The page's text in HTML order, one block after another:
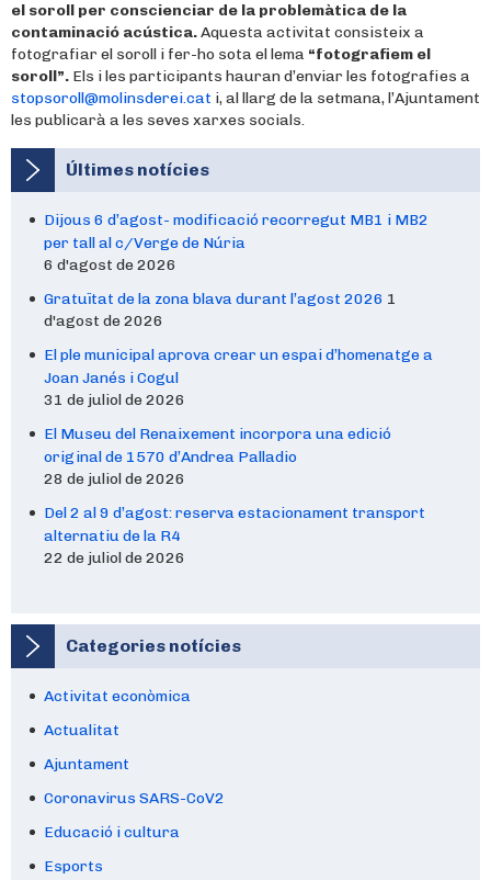
el soroll per conscienciar de la problemàtica de la
contaminació acústica.Aquesta activitat consisteix a
fotografiar el soroll i fer-ho sota el lema “fotografiem el
soroll”. Els i les participants hauran d’enviar les fotografies a
stopsoroll@molinsderei.cat i, al llarg de la setmana, l’Ajuntament
les publicarà a les seves xarxes socials.
Últimes notícies
Dijous 6 d’agost- modificació recorregut MB1 i MB2
per tall al c/Verge de Núria
6 d'agost de 2026
Gratuïtat de la zona blava durant l’agost 2026 1
d'agost de 2026
El ple municipal aprova crear un espai d’homenatge a
Joan Janés i Cogul
31 de juliol de 2026
El Museu del Renaixement incorpora una edició
original de 1570 d’Andrea Palladio
28 de juliol de 2026
Del 2 al 9 d’agost: reserva estacionament transport
alternatiu de la R4
22 de juliol de 2026
Categories notícies
Activitat econòmica
Actualitat
Ajuntament
Coronavirus SARS-CoV2
Educació i cultura
Esports